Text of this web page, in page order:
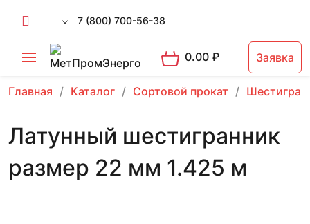
7 (800) 700-56-38
0.00₽ Заявка
Главная Каталог Сортовой прокат
Латунный шестигранник
размер 22 мм 1.425 м